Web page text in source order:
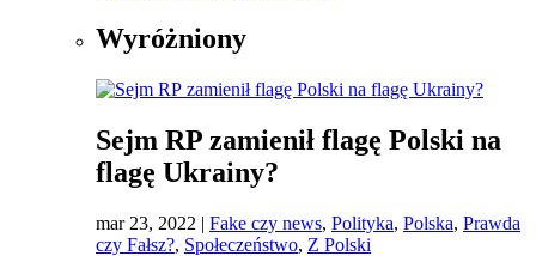
Wyróżniony
Sejm RP zamienił flagę Polski na
flagę Ukrainy?
mar 23, 2022 | Fake czy news, Polityka, Polska, Prawda
czy Fałsz?, Społeczeństwo, Z Polski